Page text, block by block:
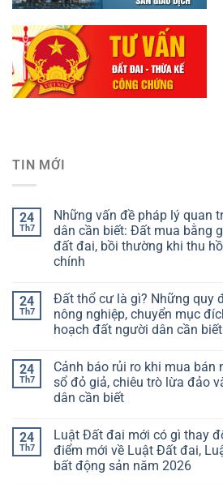
TIN MỚI
24
Th7
Những vấn đề pháp lý quan
dân cần biết: Đất mua bằng
đất đai, bồi thường khi thu
chính
24
Th7
Đất thổ cư là gì? Những quy
nông nghiệp, chuyển mục
hoạch đất người dân cần biết
24
Th7
Cảnh báo rủi ro khi mua bán
sổ đỏ giả, chiêu trò lừa đảo
dân cần biết
24
Th7
Luật Đất đai mới có gì thay
điểm mới về Luật Đất đai,
bất động sản năm 2026